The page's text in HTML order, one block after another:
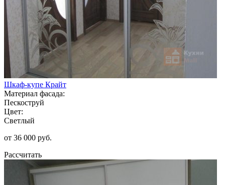
Шкаф-купе Крайт
Материал фасада:
Пескоструй
Цвет:
Светлый
от 36 000 руб.
Рассчитать